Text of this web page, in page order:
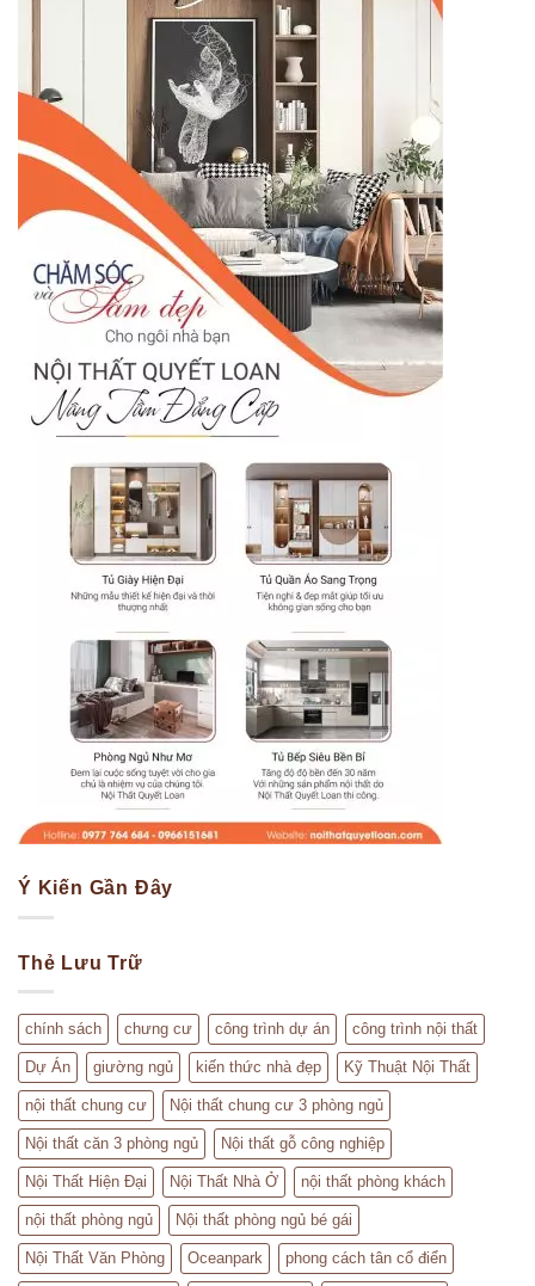
Ý Kiến Gần Đây
Thẻ Lưu Trữ
chính sách chưng cư công trình dự án công trình nội thất
Dự Án giường ngủ kiến thức nhà đẹp Kỹ Thuật Nội Thất
nội thất chung cư Nội thất chung cư 3 phòng ngủ
Nội thất căn 3 phòng ngủ Nội thất gỗ công nghiệp
Nội Thất Hiện Đại Nội Thất Nhà Ở nội thất phòng khách
nội thất phòng ngủ Nội thất phòng ngủ bé gái
Nội Thất Văn Phòng Oceanpark phong cách tân cổ điển